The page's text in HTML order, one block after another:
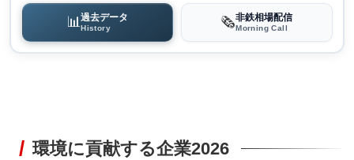
📊過去データ
History 🗞️非鉄相場配信
Morning Call
環境に貢献する企業2026